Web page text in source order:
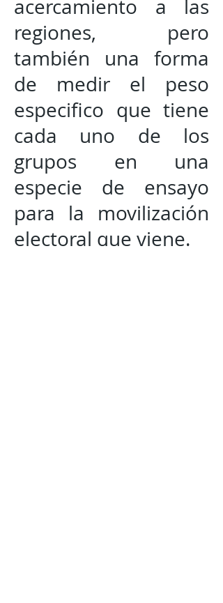
acercamiento a las
regiones, pero
también una forma
de medir el peso
especifico que tiene
cada uno de los
grupos en una
especie de ensayo
para la movilización
electoral que viene.